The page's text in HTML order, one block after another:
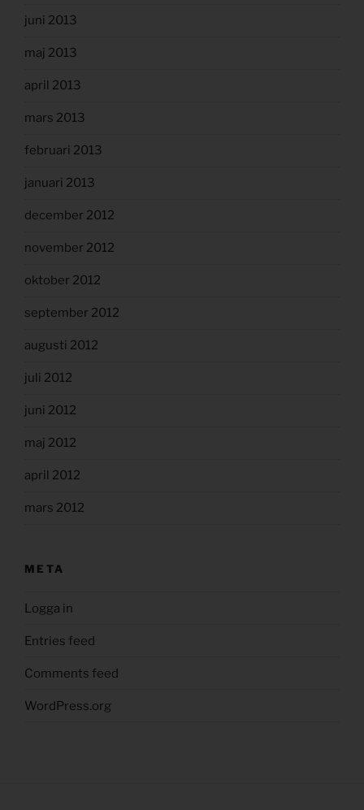
juni 2013
maj 2013
april 2013
mars 2013
februari 2013
januari 2013
december 2012
november 2012
oktober 2012
september 2012
augusti 2012
juli 2012
juni 2012
maj 2012
april 2012
mars 2012
META
Logga in
Entries feed
Comments feed
WordPress.org